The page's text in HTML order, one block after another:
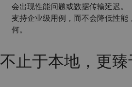
会出现性能问题或数据传输延迟。
支持企业级用例，而不会降低性能
何。
不止于本地，更